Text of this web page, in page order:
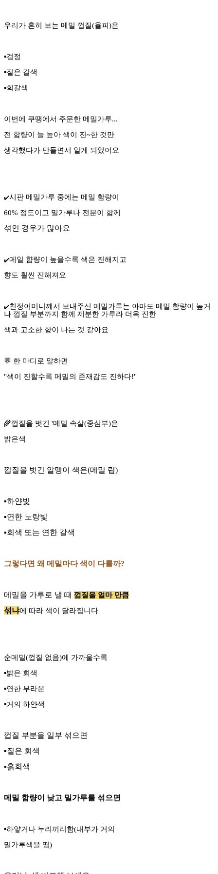
우리가 흔히 보는 메밀 껍질(율피)은
▪️검정
▪️짙은 갈색
▪️회갈색
이번에 쿠땡에서 주문한 메밀가루...
전 함량이 늘 높아 색이 진~한 것만
생각했다가 만들면서 알게 되었어요
✔️시판 메밀가루 중에는 메밀 함량이
60% 정도이고 밀가루나 전분이 함께
섞인 경우가 많아요
✔️메일 햠량이 높을수록 색은 진해지고
향도 훨씬 진해져요
✔️친정어머니께서 보내주신 메밀가루는 아마도 메밀 함량이 높거
나 껍질 부분까지 함께 제분한 가루라 더욱 진한
색과 고소한 향이 나는 것 같아요
💬 한 마디로 말하면
"색이 진할수록 메밀의 존재감도 진하다!"
🌾껍질을 벗긴 '메밀 속살(중심부)은
밝은색
껍질을 벗긴 알맹이 색은(메밀 립)
▪️하얀빛
▪️연한 노랑빛
▪️회색 또는 연한 갈색
그렇다면 왜 메밀마다 색이 다를까?
메밀을 가루로 낼 때 껍질을 얼마 만큼
섞냐에 따라 색이 달라집니다
순메밀(껍질 없음)에 가까울수록
▪️밝은 회색
▪️연한 부라운
▪️거의 하얀색
껍질 부분을 일부 섞으면
▪️짙은 회색
▪️흙회색
메밀 함량이 낮고 밀가루를 섞으면
▪️하얗거나 누리끼리함(내부가 거의
밀가루색을 띰)